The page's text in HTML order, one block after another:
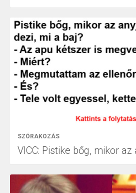
SZÓRAKOZÁS
VICC: Pistike bőg, mikor